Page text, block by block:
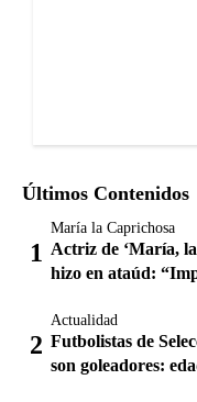
Últimos Contenidos
María la Caprichosa
Actriz de ‘María,
hizo en ataúd:
Actualidad
Futbolistas de
son goleadores: